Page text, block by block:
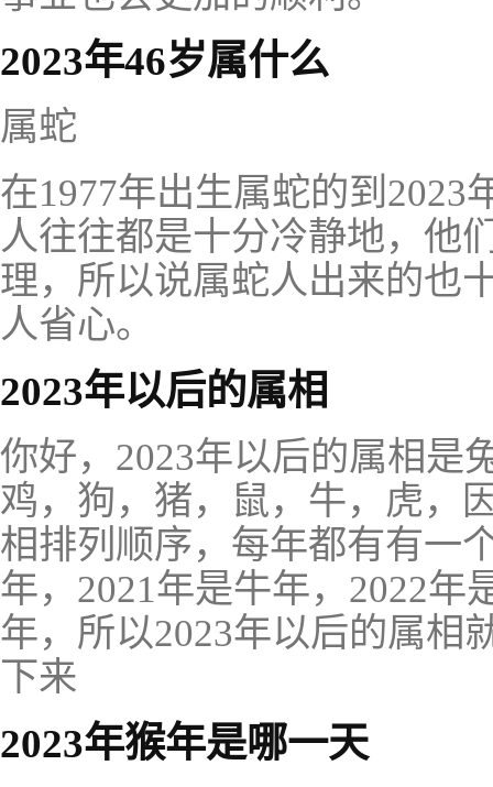
2023年46岁属什么
属蛇
在1977年出生属蛇的到2023
人往往都是十分冷静地，他
理，所以说属蛇人出来的也
人省心。
2023年以后的属相
你好，2023年以后的属相是
鸡，狗，猪，鼠，牛，虎，
相排列顺序，每年都有有一
年，2021年是牛年，2022年
年，所以2023年以后的属相
下来
2023年猴年是哪一天